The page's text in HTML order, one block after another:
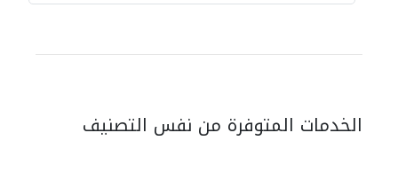
الخدمات المتوفرة من نفس التصنيف